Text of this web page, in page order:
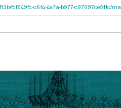
fdf849fc-c614-4e7a-b977-c97697ce511c/